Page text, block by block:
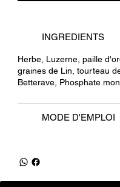
INGREDIENTS
Herbe, Luzerne, paille
graines de Lin, tourteau
Betterave, Phosphate
MODE D'EMPLOI